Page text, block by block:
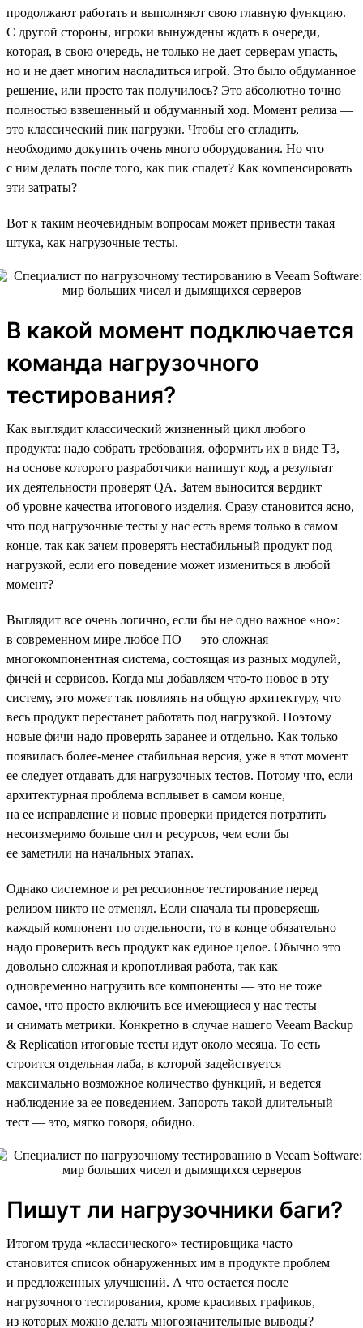
продолжают работать и выполняют свою главную функцию.
С другой стороны, игроки вынуждены ждать в очереди,
которая, в свою очередь, не только не дает серверам упасть,
но и не дает многим насладиться игрой. Это было обдуманное
решение, или просто так получилось? Это абсолютно точно
полностью взвешенный и обдуманный ход. Момент релиза —
это классический пик нагрузки. Чтобы его сгладить,
необходимо докупить очень много оборудования. Но что
с ним делать после того, как пик спадет? Как компенсировать
эти затраты?
Вот к таким неочевидным вопросам может привести такая
штука, как нагрузочные тесты.
В какой момент подключается
команда нагрузочного
тестирования?
Как выглядит классический жизненный цикл любого
продукта: надо собрать требования, оформить их в виде ТЗ,
на основе которого разработчики напишут код, а результат
их деятельности проверят QA. Затем выносится вердикт
об уровне качества итогового изделия. Сразу становится ясно,
что под нагрузочные тесты у нас есть время только в самом
конце, так как зачем проверять нестабильный продукт под
нагрузкой, если его поведение может измениться в любой
момент?
Выглядит все очень логично, если бы не одно важное «но»:
в современном мире любое ПО — это сложная
многокомпонентная система, состоящая из разных модулей,
фичей и сервисов. Когда мы добавляем что-то новое в эту
систему, это может так повлиять на общую архитектуру, что
весь продукт перестанет работать под нагрузкой. Поэтому
новые фичи надо проверять заранее и отдельно. Как только
появилась более-менее стабильная версия, уже в этот момент
ее следует отдавать для нагрузочных тестов. Потому что, если
архитектурная проблема всплывет в самом конце,
на ее исправление и новые проверки придется потратить
несоизмеримо больше сил и ресурсов, чем если бы
ее заметили на начальных этапах.
Однако системное и регрессионное тестирование перед
релизом никто не отменял. Если сначала ты проверяешь
каждый компонент по отдельности, то в конце обязательно
надо проверить весь продукт как единое целое. Обычно это
довольно сложная и кропотливая работа, так как
одновременно нагрузить все компоненты — это не тоже
самое, что просто включить все имеющиеся у нас тесты
и снимать метрики. Конкретно в случае нашего Veeam Backup
& Replication итоговые тесты идут около месяца. То есть
строится отдельная лаба, в которой задействуется
максимально возможное количество функций, и ведется
наблюдение за ее поведением. Запороть такой длительный
тест — это, мягко говоря, обидно.
Пишут ли нагрузочники баги?
Итогом труда «классического» тестировщика часто
становится список обнаруженных им в продукте проблем
и предложенных улучшений. А что остается после
нагрузочного тестирования, кроме красивых графиков,
из которых можно делать многозначительные выводы?